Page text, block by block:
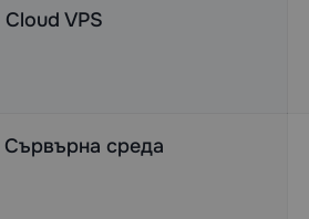
Cloud VPS
Сървърна среда